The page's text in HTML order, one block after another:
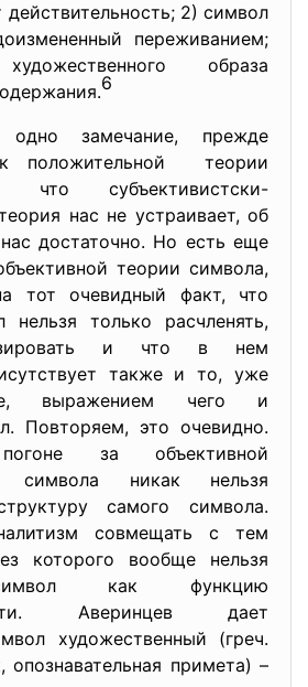
действительность; 2) символ
переживанием;
образа
6
замечание, прежде
положительной теории
субъективистски-
нас не устраивает, об
достаточно. Но есть еще
теории символа,
тот очевидный факт, что
нельзя только расчленять,
и что в нем
также и то, уже
выражением чего и
Повторяем, это очевидно.
за объективной
символа никак нельзя
самого символа.
совмещать с тем
которого вообще нельзя
как функцию
Аверинцев дает
художественный (греч.
опознавательная примета) –